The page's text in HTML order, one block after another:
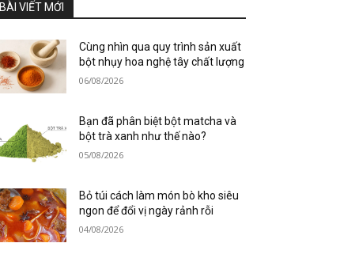
BÀI VIẾT MỚI
Cùng nhìn qua quy trình sản xuất
bột nhụy hoa nghệ tây chất lượng
06/08/2026
Bạn đã phân biệt bột matcha và
bột trà xanh như thế nào?
05/08/2026
Bỏ túi cách làm món bò kho siêu
ngon để đổi vị ngày rảnh rỗi
04/08/2026